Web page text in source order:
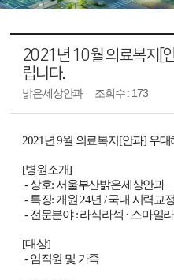
2021년 10월 의료복지[
립니다.
밝은세상안과 조회수 : 173
2021년 9월 의료복지[안과] 우
[병원소개]
- 상호: 서울부산밝은세상안과
- 특징: 개원 24년 / 국내 시력교정 1세대
- 전문분야 : 라식라섹 · 스마일라식 · 렌즈삽입술 · 노안교정
[대상]
- 임직원 및 가족